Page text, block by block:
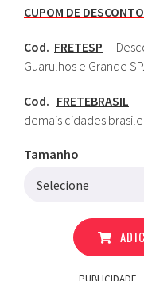
CUPOM DE
Cod. FRETESP -
Guarulhos e Grande SP.
Cod. FRETEBRASIL -
demais cidades
Tamanho